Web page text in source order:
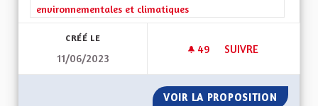
environnementales et climatiques
CRÉÉ LE
11/06/2023
49 49 ABONNÉS
SUIVRE
VOIR LA PROPOSITION